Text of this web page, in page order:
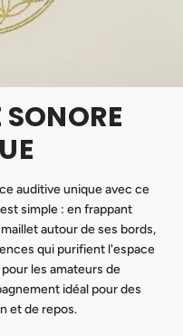
SONORE
auditive unique avec ce
simple : en frappant
autour de ses bords,
qui purifient l'espace
les amateurs de
idéal pour des
et de repos.